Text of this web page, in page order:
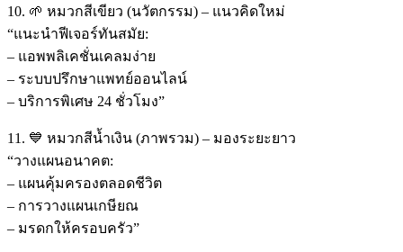
10. 🌱 หมวกสีเขียว (นวัตกรรม) – แนวคิดใหม่
“แนะนำฟีเจอร์ทันสมัย:
– แอพพลิเคชั่นเคลมง่าย
– ระบบปรึกษาแพทย์ออนไลน์
– บริการพิเศษ 24 ชั่วโมง”
11. 💙 หมวกสีน้ำเงิน (ภาพรวม) – มองระยะยาว
“วางแผนอนาคต:
– แผนคุ้มครองตลอดชีวิต
– การวางแผนเกษียณ
– มรดกให้ครอบครัว”